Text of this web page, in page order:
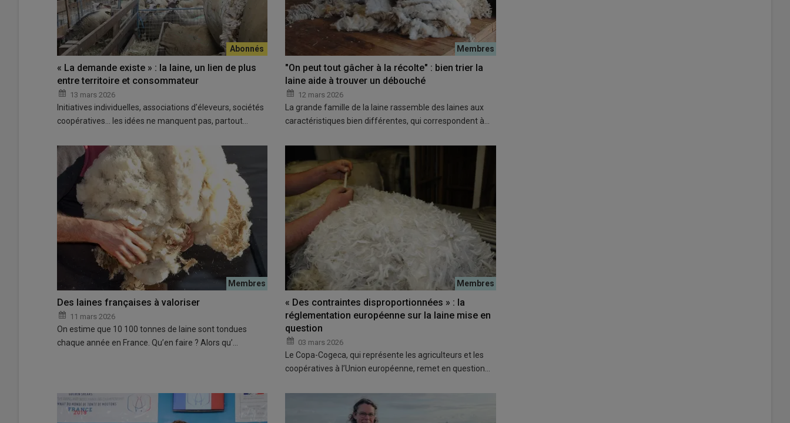
« La demande existe » : la laine, un lien de plus
entre territoire et consommateur
13 mars 2026
Initiatives individuelles, associations d’éleveurs, sociétés
coopératives… les idées ne manquent pas, partout…
"On peut tout gâcher à la récolte" : bien trier la
laine aide à trouver un débouché
12 mars 2026
La grande famille de la laine rassemble des laines aux
caractéristiques bien différentes, qui correspondent à…
Des laines françaises à valoriser
11 mars 2026
On estime que 10 100 tonnes de laine sont tondues
chaque année en France. Qu’en faire ? Alors qu’…
« Des contraintes disproportionnées » : la
réglementation européenne sur la laine mise en
question
03 mars 2026
Le Copa-Cogeca, qui représente les agriculteurs et les
coopératives à l’Union européenne, remet en question…